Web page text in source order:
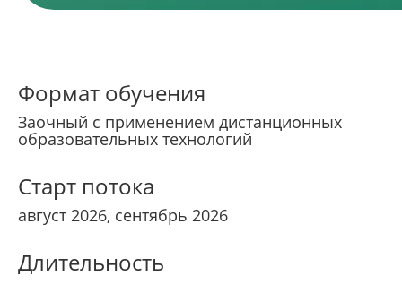
Формат обучения
Заочный с применением дистанционных
образовательных технологий
Старт потока
август 2026, сентябрь 2026
Длительность